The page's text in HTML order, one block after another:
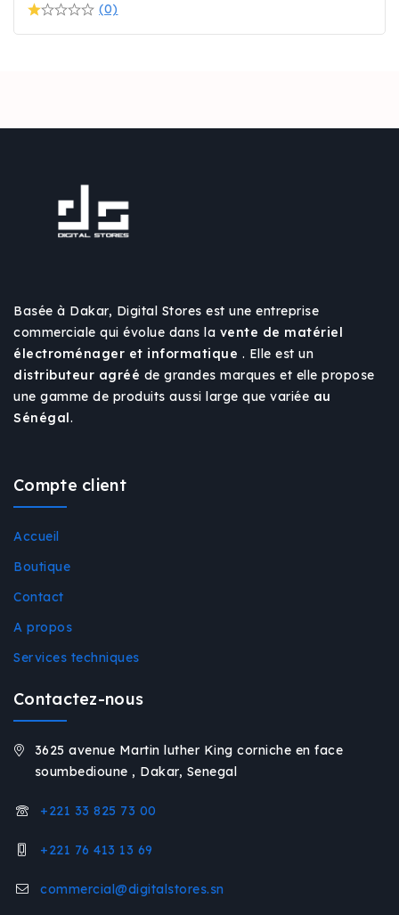
(0)
Basée à Dakar, Digital Stores est une entreprise
commerciale qui évolue dans la vente de matériel
électroménager et informatique . Elle est un
distributeur agréé de grandes marques et elle propose
une gamme de produits aussi large que variée au
Sénégal .
Compte client
Accueil
Boutique
Contact
A propos
Services techniques
Contactez-nous
3625 avenue Martin luther King corniche en face
soumbedioune , Dakar, Senegal
+221 33 825 73 00
+221 76 413 13 69
commercial@digitalstores.sn